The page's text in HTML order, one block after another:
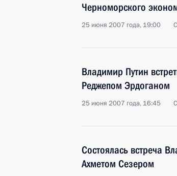
Черноморского
25 июня 2007 года, 19:00
Владимир Путин
Реджепом Эрдоганом
25 июня 2007 года, 16:45
Состоялась встреча
Ахметом Сезером